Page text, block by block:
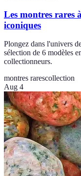
Les montres rares
iconiques
Plongez dans l'univers
sélection de 6 modèles
collectionneurs.
montres rarescollection
Aug 4